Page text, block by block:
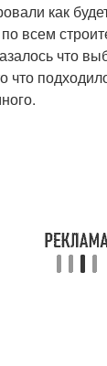
как
всем
что
что